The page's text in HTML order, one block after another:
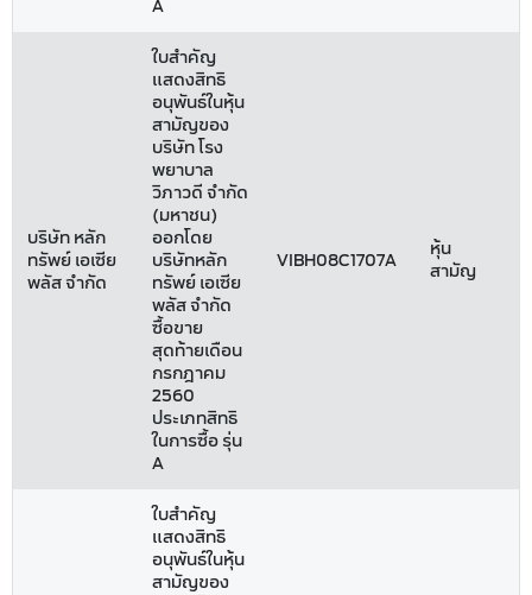
A
บริษัท หลัก
ทรัพย์ เอเซีย
พลัส จำกัด
ใบสำคัญ
แสดงสิทธิ
อนุพันธ์ในหุ้น
สามัญของ
บริษัท โรง
พยาบาล
วิภาวดี จำกัด
(มหาชน)
ออกโดย
บริษัทหลัก
ทรัพย์ เอเซีย
พลัส จำกัด
ซื้อขาย
สุดท้ายเดือน
กรกฎาคม
2560
ประเภทสิทธิ
ในการซื้อ รุ่น
A
VIBH08C1707A
หุ้น
สามัญ
ใบสำคัญ
แสดงสิทธิ
อนุพันธ์ในหุ้น
สามัญของ